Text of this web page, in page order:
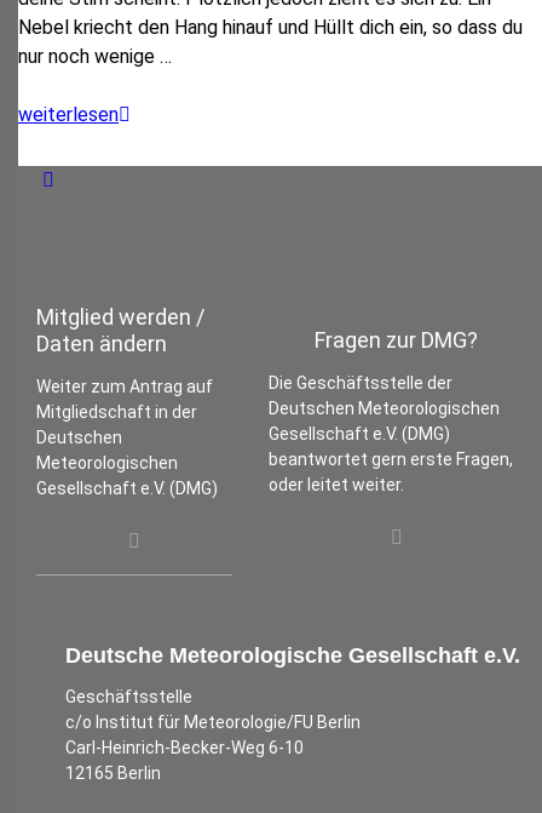
Nebel kriecht den Hang hinauf und Hüllt dich ein, so dass du
nur noch wenige …
weiterlesen
Mitglied werden /
Daten ändern
Weiter zum Antrag auf
Mitgliedschaft in der
Deutschen
Meteorologischen
Gesellschaft e.V. (DMG)
Fragen zur DMG?
Die Geschäftsstelle der
Deutschen Meteorologischen
Gesellschaft e.V. (DMG)
beantwortet gern erste Fragen,
oder leitet weiter.
Deutsche Meteorologische Gesellschaft e.V.
Geschäftsstelle
c/o Institut für Meteorologie/FU Berlin
Carl-Heinrich-Becker-Weg 6-10
12165 Berlin